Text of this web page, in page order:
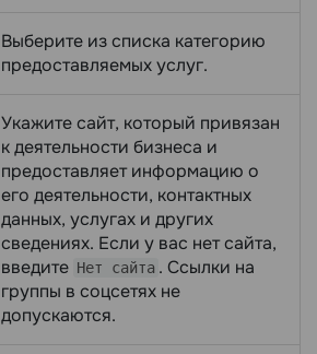
Выберите из списка категорию
предоставляемых услуг.
Укажите сайт, который привязан
к деятельности бизнеса и
предоставляет информацию о
его деятельности, контактных
данных, услугах и других
сведениях. Если у вас нет сайта,
введите Нет сайта . Ссылки на
группы в соцсетях не
допускаются.